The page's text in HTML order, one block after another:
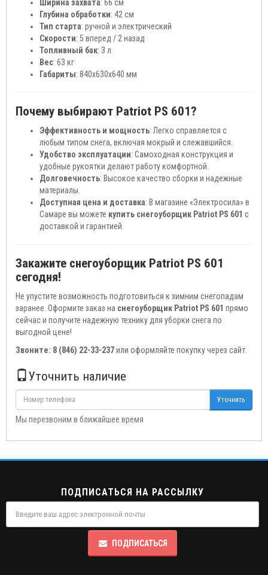
Ширина захвата: 66 см
Глубина обработки: 42 см
Тип старта: ручной и электрический
Скорости: 5 вперед / 2 назад
Топливный бак: 3 л
Вес: 63 кг
Габариты: 840x630x640 мм
Почему выбирают Patriot PS 601?
Эффективность и мощность: Легко справляется с
любым типом снега, включая мокрый и слежавшийся.
Удобство эксплуатации: Самоходная конструкция и
удобные рукоятки делают работу комфортной.
Долговечность: Высокое качество сборки и надежные
материалы.
Доступная цена и доставка: В магазине «Электросила» в
Самаре вы можете купить снегоуборщик Patriot PS 601 с
доставкой и гарантией.
Закажите снегоуборщик Patriot PS 601
сегодня!
Не упустите возможность подготовиться к зимним снегопадам
заранее. Оформите заказ на снегоуборщик Patriot PS 601 прямо
сейчас и получите надежную технику для уборки снега по
выгодной цене!
Звоните: 8 (846) 22-33-237или оформляйте покупку через сайт.
Уточнить наличие
Уточнить
Мы перезвоним в ближайшее время
ПОДПИСАТЬСЯ НА РАССЫЛКУ
ПОДПИСАТЬСЯ